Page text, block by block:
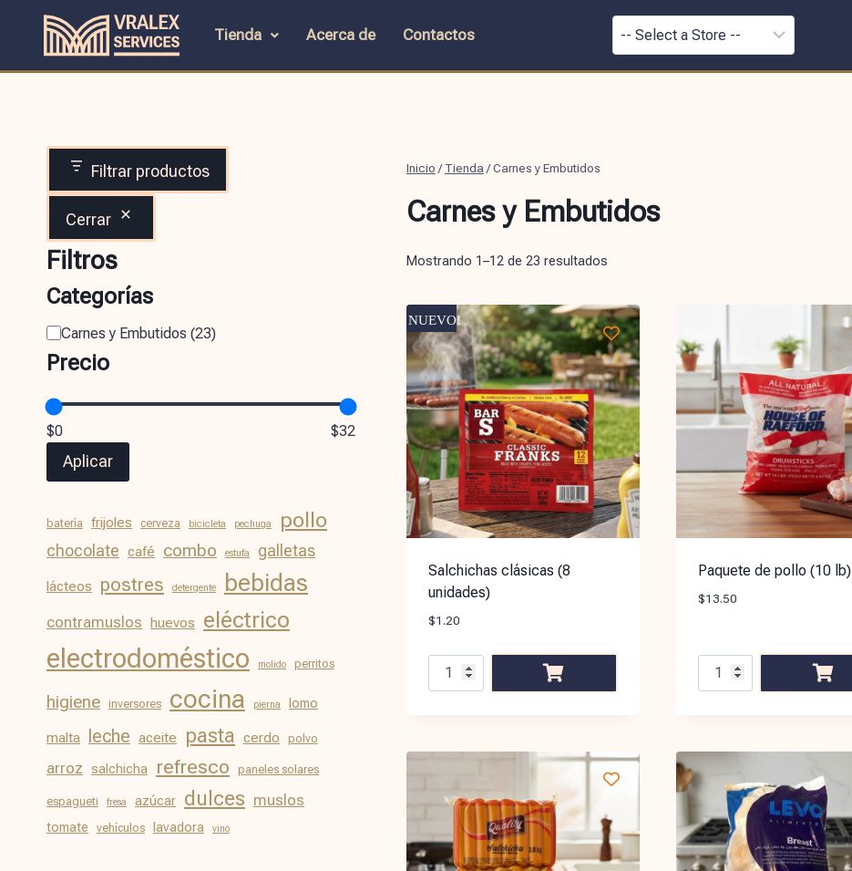
Tienda Acerca de Contactos
Inicio / Tienda /Carnes y Embutidos
Carnes y Embutidos
Mostrando 1–12 de 23 resultados
NUEVO!
Salchichas clásicas (8
unidades)
$1.20
Paquete de pollo (10 lb)
$13.50
Filtrar productos
Cerrar
Filtros
Categorías
Carnes y Embutidos (23)
Precio
$0 $32
Aplicar
batería frijoles cerveza bicicleta pechuga pollo
chocolate café combo estufa galletas
lácteos postres detergente bebidas
contramuslos huevos eléctrico
electrodoméstico molido perritos
higiene inversores cocina pierna lomo
malta leche aceite pasta cerdo polvo
arroz salchicha refresco paneles solares
espagueti fresa azúcar dulces muslos
tomate vehículos lavadora vino